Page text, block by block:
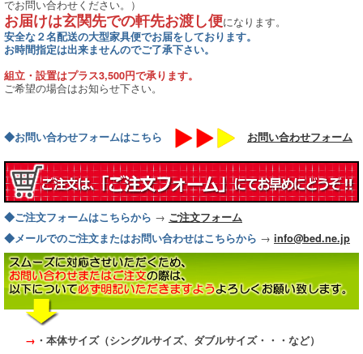
でお問い合わせください。）
お届けは玄関先での軒先お渡し便になります。
安全な２名配送の大型家具便でお届をしております。
お時間指定は出来ませんのでご了承下さい。
組立・設置はプラス3,500円で承ります。
ご希望の場合はお知らせ下さい。
◆お問い合わせフォームはこちら お問い合わせフォーム
◆ご注文フォームはこちらから → ご注文フォーム
◆メールでのご注文またはお問い合わせはこちらから → info@bed.ne.jp
→ ・本体サイズ（シングルサイズ、ダブルサイズ・・・など）